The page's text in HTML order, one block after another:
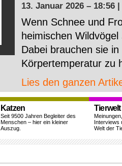
13. Januar 2026 – 18:56 |
Wenn Schnee und
heimischen
Dabei brauchen sie
Körpertemperatur zu
Lies den ganzen
Katzen
Seit 9500 Jahren Begleiter des
Menschen – hier ein kleiner
Auszug.
Tierwelt
Interviews
Welt der